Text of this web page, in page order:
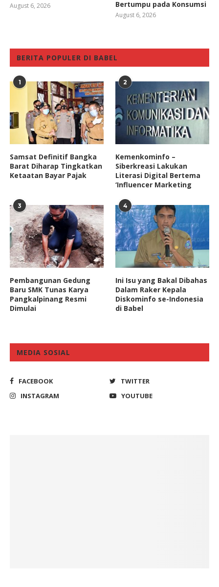
August 6, 2026 Bertumpu pada Konsumsi
August 6, 2026
BERITA POPULER DI BABEL
1
Samsat Definitif Bangka
Barat Diharap Tingkatkan
Ketaatan Bayar Pajak
2
Kemenkominfo –
Siberkreasi Lakukan
Literasi Digital Bertema
‘Influencer Marketing
3
Pembangunan Gedung
Baru SMK Tunas Karya
Pangkalpinang Resmi
Dimulai
4
Ini Isu yang Bakal Dibahas
Dalam Raker Kepala
Diskominfo se-Indonesia
di Babel
MEDIA SOSIAL
FACEBOOK
TWITTER
INSTAGRAM
YOUTUBE